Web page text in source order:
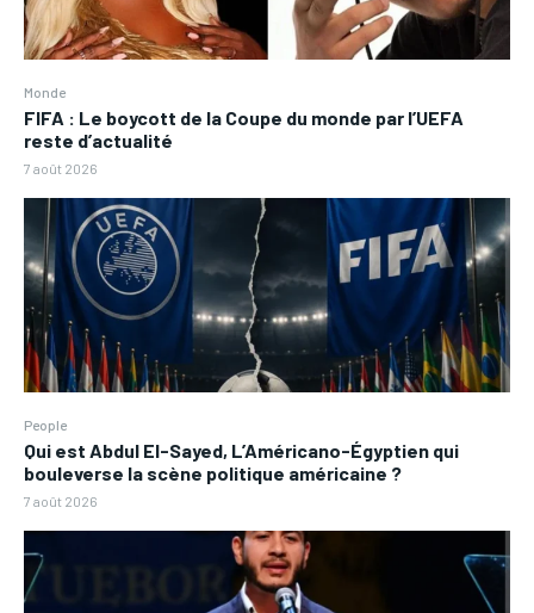
Monde
FIFA : Le boycott de la Coupe du monde par l’UEFA
reste d’actualité
7 août 2026
People
Qui est Abdul El-Sayed, L’Américano-Égyptien qui
bouleverse la scène politique américaine ?
7 août 2026